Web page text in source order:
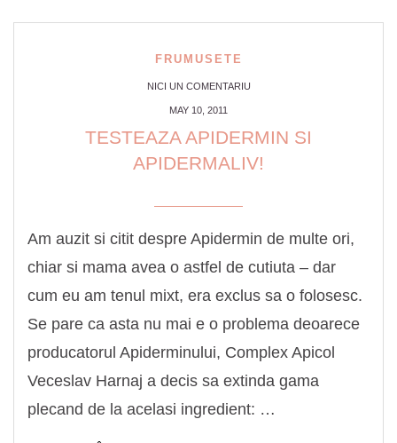
FRUMUSETE
NICI UN COMENTARIU
MAY 10, 2011
TESTEAZA APIDERMIN SI
APIDERMALIV!
Am auzit si citit despre Apidermin de multe ori,
chiar si mama avea o astfel de cutiuta – dar
cum eu am tenul mixt, era exclus sa o folosesc.
Se pare ca asta nu mai e o problema deoarece
producatorul Apiderminului, Complex Apicol
Veceslav Harnaj a decis sa extinda gama
plecand de la acelasi ingredient: …